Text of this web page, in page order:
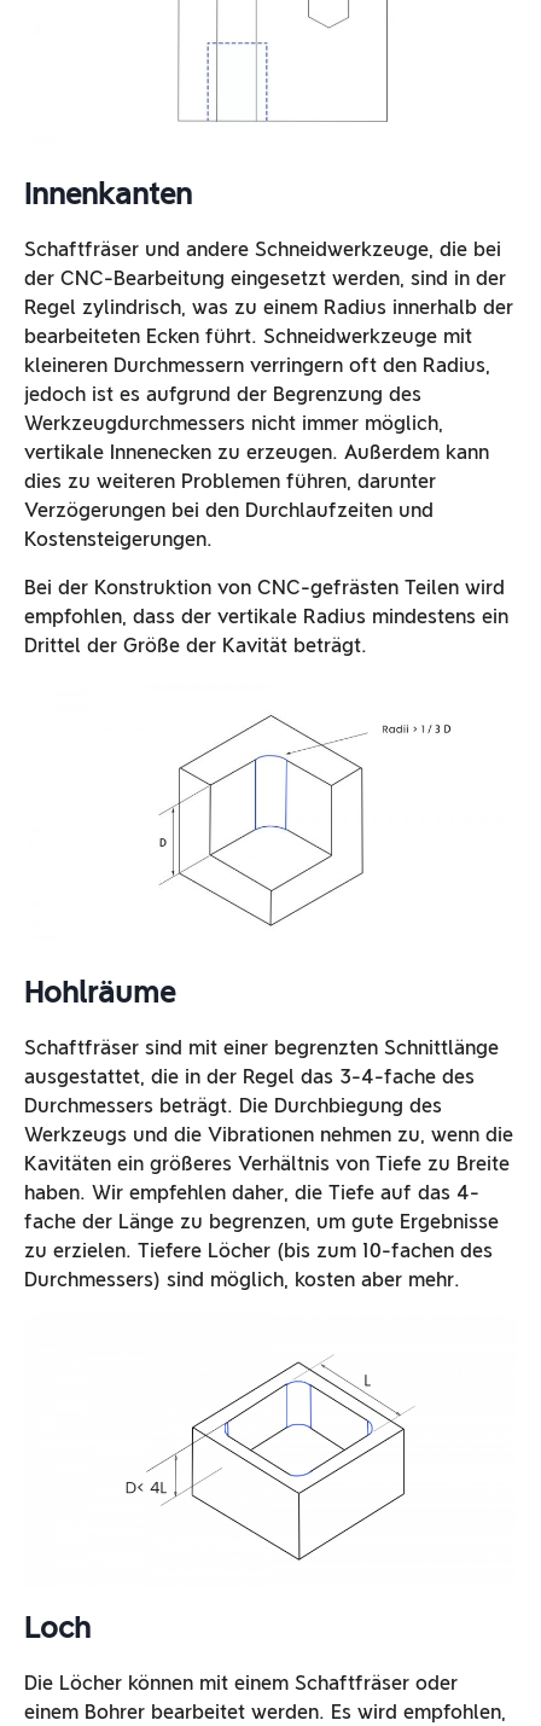
Innenkanten
Schaftfräser und andere Schneidwerkzeuge, die bei
der CNC-Bearbeitung eingesetzt werden, sind in der
Regel zylindrisch, was zu einem Radius innerhalb der
bearbeiteten Ecken führt. Schneidwerkzeuge mit
kleineren Durchmessern verringern oft den Radius,
jedoch ist es aufgrund der Begrenzung des
Werkzeugdurchmessers nicht immer möglich,
vertikale Innenecken zu erzeugen. Außerdem kann
dies zu weiteren Problemen führen, darunter
Verzögerungen bei den Durchlaufzeiten und
Kostensteigerungen.
Bei der Konstruktion von CNC-gefrästen Teilen wird
empfohlen, dass der vertikale Radius mindestens ein
Drittel der Größe der Kavität beträgt.
Hohlräume
Schaftfräser sind mit einer begrenzten Schnittlänge
ausgestattet, die in der Regel das 3-4-fache des
Durchmessers beträgt. Die Durchbiegung des
Werkzeugs und die Vibrationen nehmen zu, wenn die
Kavitäten ein größeres Verhältnis von Tiefe zu Breite
haben. Wir empfehlen daher, die Tiefe auf das 4-
fache der Länge zu begrenzen, um gute Ergebnisse
zu erzielen. Tiefere Löcher (bis zum 10-fachen des
Durchmessers) sind möglich, kosten aber mehr.
Loch
Die Löcher können mit einem Schaftfräser oder
einem Bohrer bearbeitet werden. Es wird empfohlen,